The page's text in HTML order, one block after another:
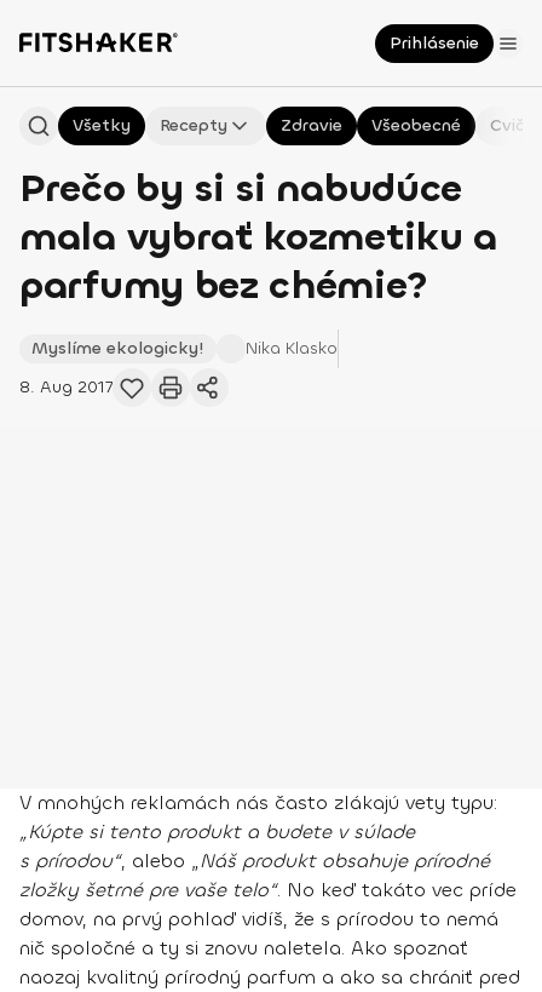
Prihlásenie
Všetky Recepty Zdravie Všeobecné
Prečo by si si nabudúce
mala vybrať kozmetiku a
parfumy bez chémie?
Myslíme ekologicky! Nika Klasko
8. Aug 2017
V mnohých reklamách nás často zlákajú vety typu:
„Kúpte si tento produkt a budete v súlade
s prírodou“, alebo „Náš produkt obsahuje prírodné
zložky šetrné pre vaše telo“. No keď takáto vec príde
domov, na prvý pohlaď vidíš, že s prírodou to nemá
nič spoločné a ty si znovu naletela. Ako spoznať
naozaj kvalitný prírodný parfum a ako sa chrániť pred